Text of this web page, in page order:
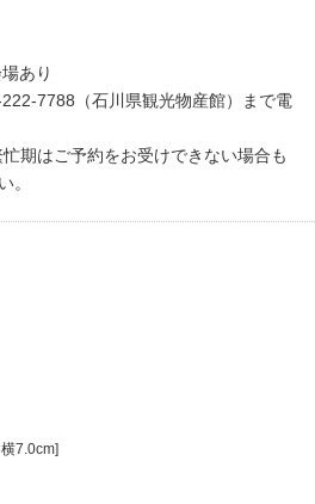
あり
7788（石川県観光物産館）まで電
期はご予約をお受けできない場合も
。
7.0cm]